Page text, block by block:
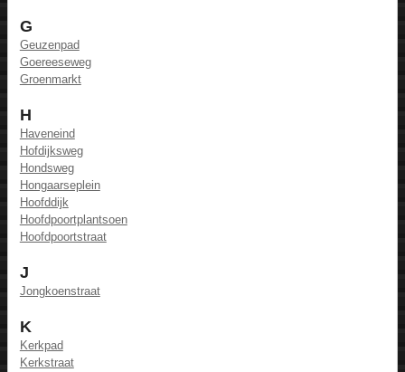
G
Geuzenpad
Goereeseweg
Groenmarkt
H
Haveneind
Hofdijksweg
Hondsweg
Hongaarseplein
Hoofddijk
Hoofdpoortplantsoen
Hoofdpoortstraat
J
Jongkoenstraat
K
Kerkpad
Kerkstraat